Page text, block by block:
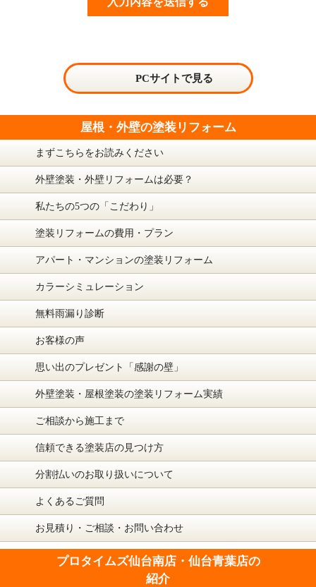
PCサイトで見る
屋根・外壁の塗装リフォーム
まずこちらをお読みください
外壁塗装・外壁リフォームは必要？
私たちの5つの「こだわり」
塗装リフォームの費用・プラン
アパート・マンションの塗装リフォーム
カラーシミュレーション
無料雨漏り診断
お客様の声
思い出のプレゼント「感謝の壁」
外壁塗装・屋根塗装の塗装リフォーム実績
ご相談から施工まで
信頼できる塗装店の見つけ方
分割払いのお取り扱いについて
よくあるご質問
お見積り・ご相談・お問い合わせ
プロタイムズ仙台南店・仙台青葉店の
紹介